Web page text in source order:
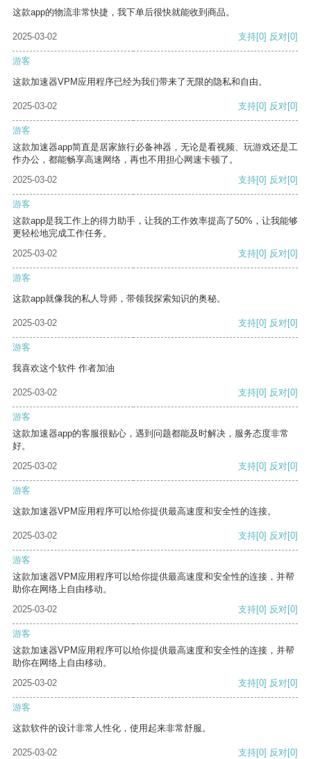
这款app的物流非常快捷，我下单后很快就能收到商品。
2025-03-02 支持[0] 反对[0]
游客
这款加速器VPM应用程序已经为我们带来了无限的隐私和自由。
2025-03-02 支持[0] 反对[0]
游客
这款加速器app简直是居家旅行必备神器，无论是看视频、玩游戏还是工
作办公，都能畅享高速网络，再也不用担心网速卡顿了。
2025-03-02
支持[0] 反对[0]
游客
这款app是我工作上的得力助手，让我的工作效率提高了50%，让我能够
更轻松地完成工作任务。
2025-03-02
支持[0] 反对[0]
游客
这款app就像我的私人导师，带领我探索知识的奥秘。
2025-03-02 支持[0] 反对[0]
游客
我喜欢这个软件 作者加油
2025-03-02 支持[0] 反对[0]
游客
这款加速器app的客服很贴心，遇到问题都能及时解决，服务态度非常
好。
2025-03-02
支持[0] 反对[0]
游客
这款加速器VPM应用程序可以给你提供最高速度和安全性的连接。
2025-03-02 支持[0] 反对[0]
游客
这款加速器VPM应用程序可以给你提供最高速度和安全性的连接，并帮
助你在网络上自由移动。
2025-03-02
支持[0] 反对[0]
游客
这款加速器VPM应用程序可以给你提供最高速度和安全性的连接，并帮
助你在网络上自由移动。
2025-03-02
支持[0] 反对[0]
游客
这款软件的设计非常人性化，使用起来非常舒服。
2025-03-02 支持[0] 反对[0]